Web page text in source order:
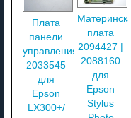
Плата
панели
управления
2033545
для
Epson
LX300+/
плата
2094427 |
2088160
для
Epson
Stylus